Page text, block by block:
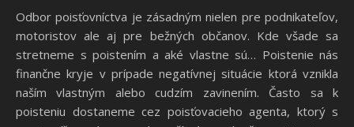
Odbor poisťovníctva je zásadným nielen pre podnikateľov,
motoristov ale aj pre bežných občanov. Kde všade sa
stretneme s poistením a aké vlastne sú… Poistenie nás
finančne kryje v prípade negatívnej situácie ktorá vznikla
naším vlastným alebo cudzím zavinením. Často sa k
poisteniu dostaneme cez poisťovacieho agenta, ktorý s